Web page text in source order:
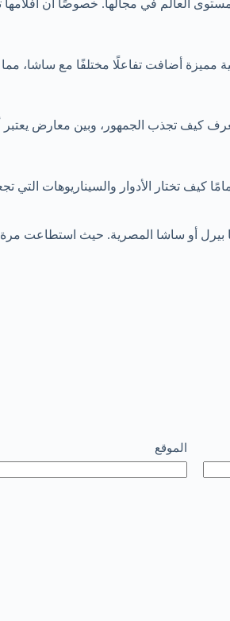
العالم في مجالها. خصوصًا أن
أضافت تفاعلًا مختلفًا مع ساشا، مما
كيف تجذب الجمهور، وبين معارض يعتبر
تختار الأدوار والسيناريوهات التي
أو ساشا المصرية. حيث استطاعت مرة
الموقع